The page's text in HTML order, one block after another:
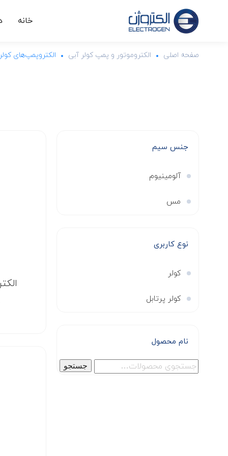
خانه
صفحه اصلی الکتروموتور و پمپ کولر آبی الکتروپمپ‌های
جنس سیم
آلومینیوم
مس
نوع کاربری
کولر
کولر پرتابل
نام محصول
جستجو
جستجو